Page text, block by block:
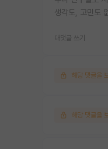
생각도, 고민도
대댓글 쓰기
해당 댓글을
해당 댓글을